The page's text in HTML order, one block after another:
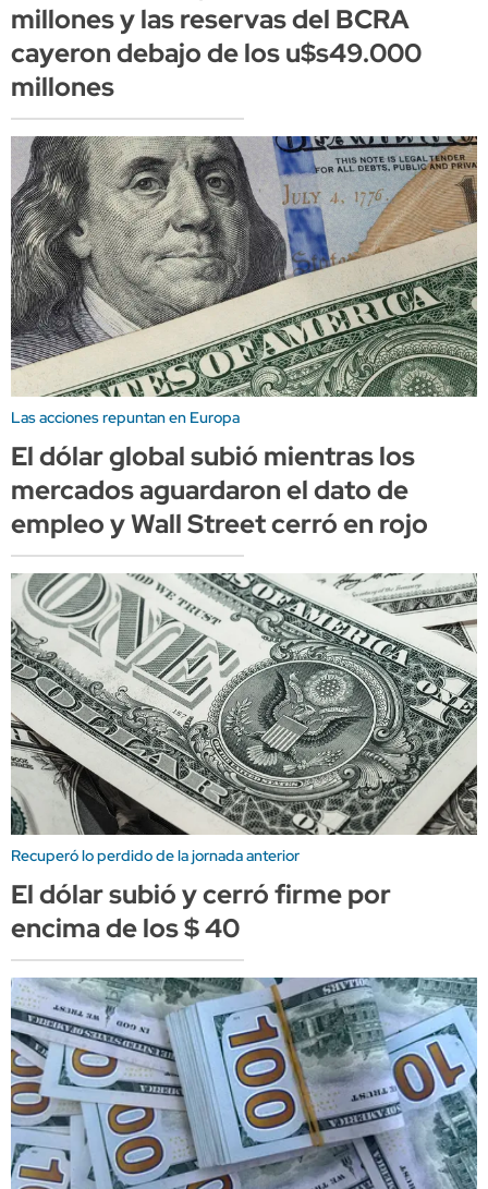
millones y las reservas del BCRA
cayeron debajo de los u$s49.000
millones
Las acciones repuntan en Europa
El dólar global subió mientras los
mercados aguardaron el dato de
empleo y Wall Street cerró en rojo
Recuperó lo perdido de la jornada anterior
El dólar subió y cerró firme por
encima de los $ 40